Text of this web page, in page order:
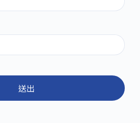
送出